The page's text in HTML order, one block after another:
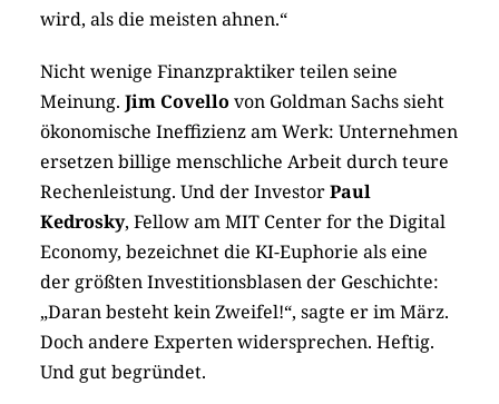
wird, als die meisten ahnen.“
Nicht wenige Finanzpraktiker teilen seine
Meinung. Jim Covello von Goldman Sachs sieht
ökonomische Ineffizienz am Werk: Unternehmen
ersetzen billige menschliche Arbeit durch teure
Rechenleistung. Und der InvestorPaul
Kedrosky, Fellow am MIT Center for the Digital
Economy, bezeichnet die KI-Euphorie als eine
der größten Investitionsblasen der Geschichte:
„Daran besteht kein Zweifel!“, sagte er im März.
Doch andere Experten widersprechen. Heftig.
Und gut begründet.